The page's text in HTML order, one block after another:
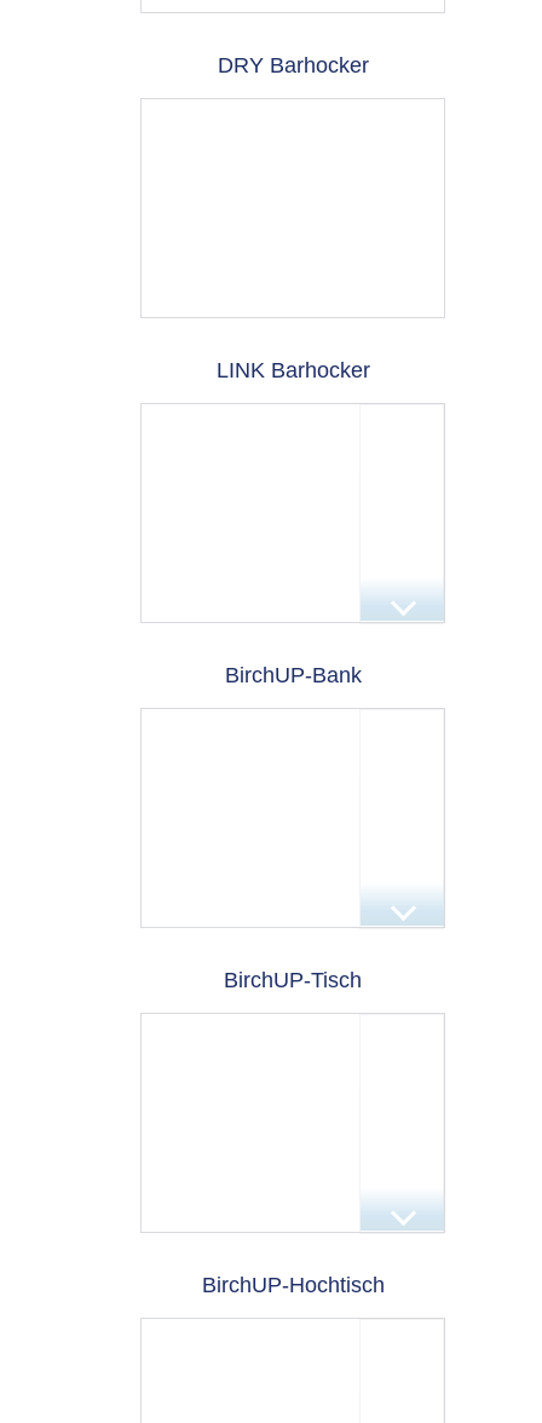
DRY Barhocker
LINK Barhocker
BirchUP-Bank
BirchUP-Tisch
BirchUP-Hochtisch